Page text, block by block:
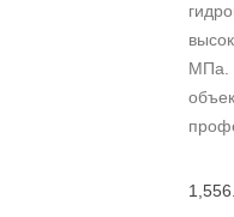
МПа.